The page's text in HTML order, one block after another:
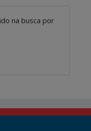
na busca por